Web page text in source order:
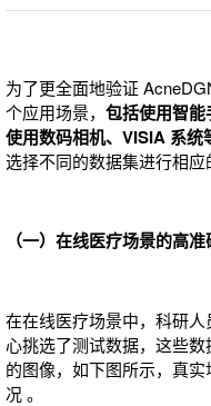
为了更全面地验证
个应用场景， 包括使用智
使用数码相机、VISIA 系统
选择不同的数据集进行相应
（一）在线医疗场景的高
在在线医疗场景中，科研
心挑选了测试数据，这些
的图像，如下图所示，真
况 。